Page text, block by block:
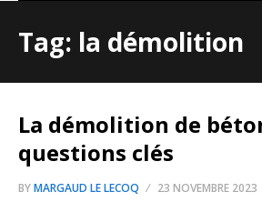
Tag: la démolition
La démolition de
questions clés
BYMARGAUD LE LECOQ 23 NOVEMBRE 2023